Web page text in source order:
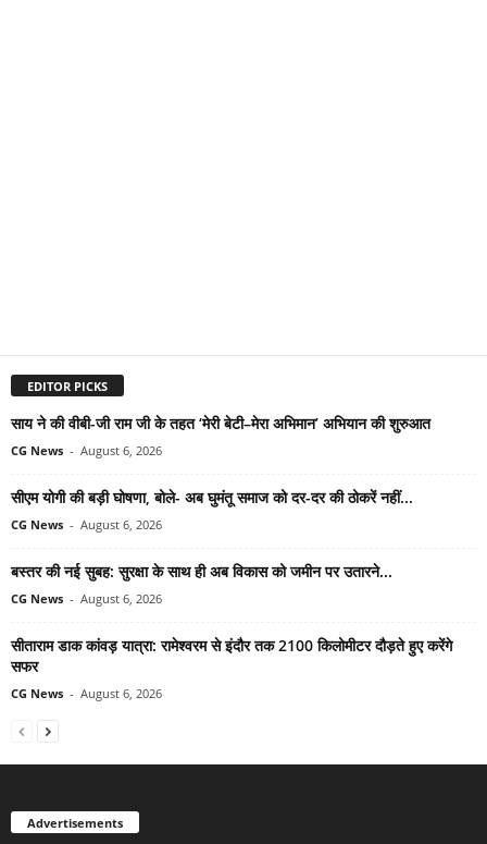
EDITOR PICKS
साय ने की वीबी-जी राम जी के तहत ‘मेरी बेटी–मेरा अभिमान’ अभियान की शुरुआत
CG News - August 6, 2026
सीएम योगी की बड़ी घोषणा, बोले- अब घुमंतू समाज को दर-दर की ठोकरें नहीं...
CG News - August 6, 2026
बस्तर की नई सुबह: सुरक्षा के साथ ही अब विकास को जमीन पर उतारने...
CG News - August 6, 2026
सीताराम डाक कांवड़ यात्रा: रामेश्वरम से इंदौर तक 2100 किलोमीटर दौड़ते हुए करेंगे
सफर
CG News - August 6, 2026
Advertisements